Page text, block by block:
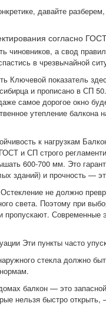
давайте
согласно
чиновников, а свод
в чрезвычайной
Ключевой показатель
и прописано в СП
самое дорогое окно
утепление
к нагрузкам
и СП строго
600-700 мм. Это
зданий) и прочность —
не должно
света. Поэтому при
пропускают.
Эти пункты часто
стекла должно
балкон — это
нельзя быстро